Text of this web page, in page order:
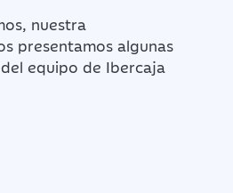
nuestra
presentamos algunas
equipo de Ibercaja